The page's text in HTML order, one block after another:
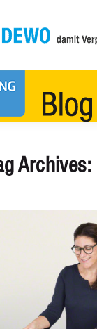
Archives: